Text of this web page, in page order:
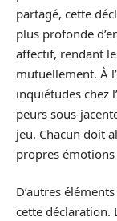
partagé, cette
plus profonde
affectif, rendant
mutuellement. À
inquiétudes chez
peurs sous-
jeu. Chacun doit
propres émotions
D’autres
cette déclaration.